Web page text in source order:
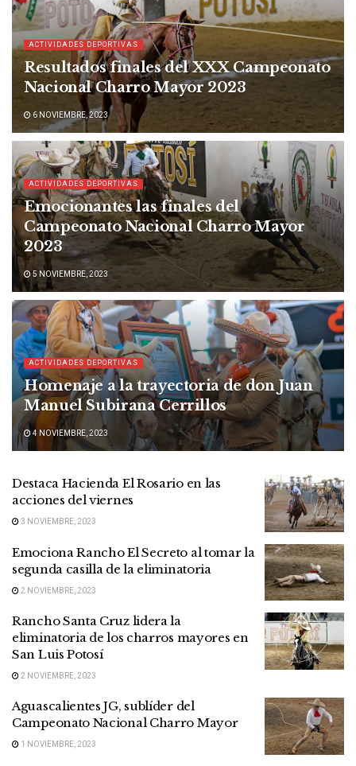
ACTIVIDADES DEPORTIVAS
Resultados finales del XXX Campeonato
Nacional Charro Mayor 2023
6 NOVIEMBRE, 2023
ACTIVIDADES DEPORTIVAS
Emocionantes las finales del
Campeonato Nacional Charro Mayor
2023
5 NOVIEMBRE, 2023
ACTIVIDADES DEPORTIVAS
Homenaje a la trayectoria de don Juan
Manuel Subirana Cerrillos
4 NOVIEMBRE, 2023
Destaca Hacienda El Rosario en las
acciones del viernes
3 NOVIEMBRE, 2023
Emociona Rancho El Secreto al tomar la
segunda casilla de la eliminatoria
2 NOVIEMBRE, 2023
Rancho Santa Cruz lidera la
eliminatoria de los charros mayores en
San Luis Potosí
2 NOVIEMBRE, 2023
Aguascalientes JG, sublíder del
Campeonato Nacional Charro Mayor
1 NOVIEMBRE, 2023